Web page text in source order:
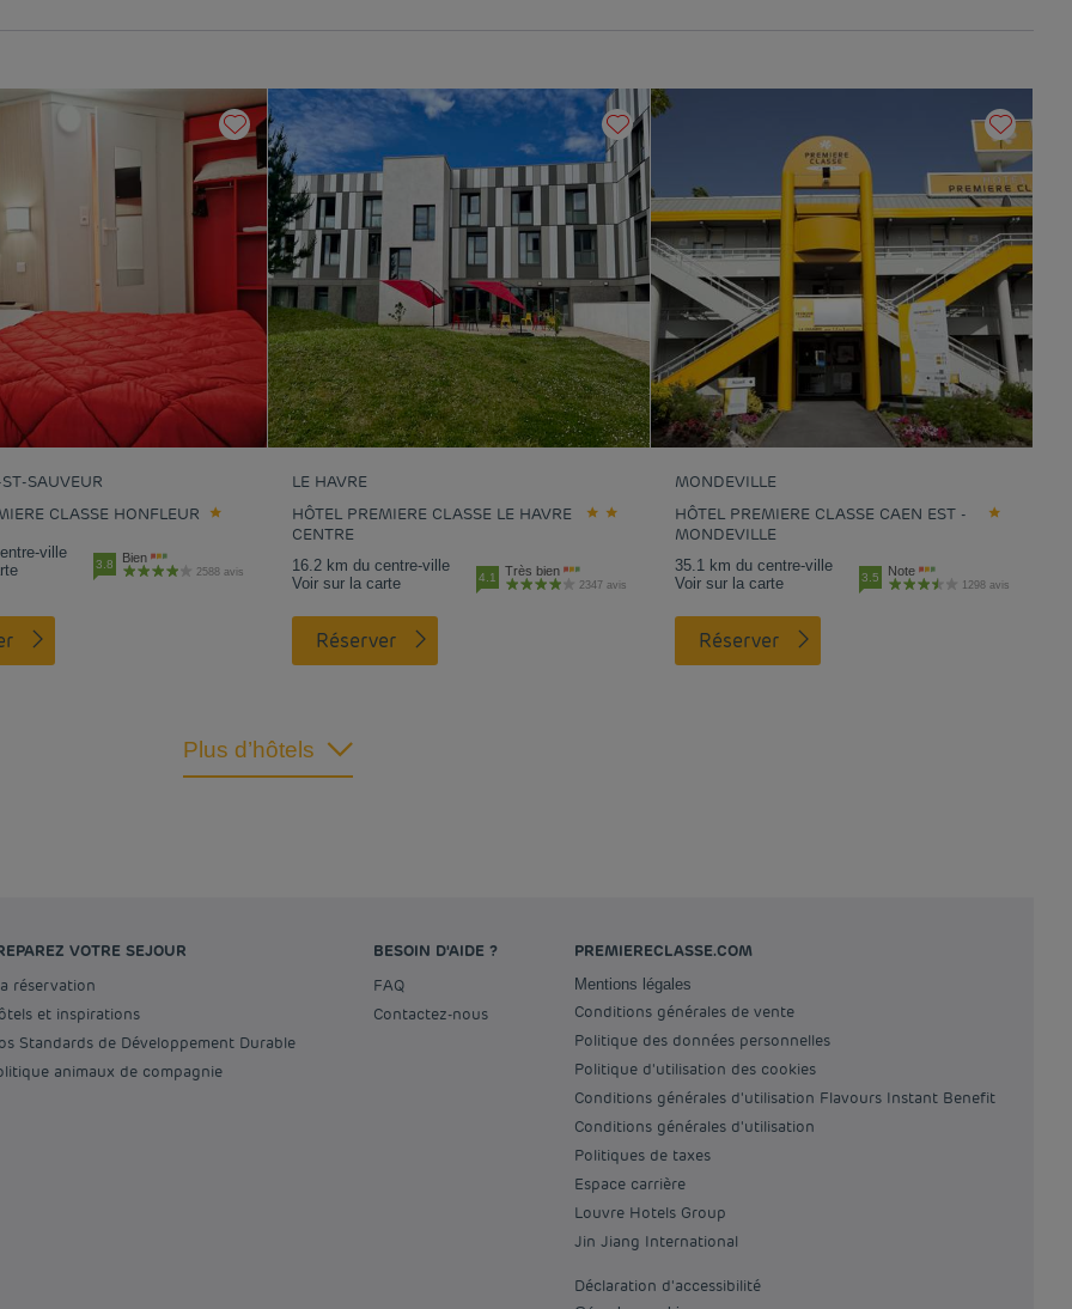
SAUVEUR
CLASSE HONFLEUR
ville
3.8 Bien
2588 avis
LE HAVRE
HÔTEL PREMIERE CLASSE LE HAVRE
CENTRE
16.2 km du centre-ville
Voir sur la carte
4.1 Très bien
2347 avis
Réserver
MONDEVILLE
HÔTEL PREMIERE CLASSE CAEN EST -
MONDEVILLE
35.1 km du centre-ville
Voir sur la carte
3.5 Note
1298 avis
Réserver
Plus d’hôtels
VOTRE SEJOUR
Ma réservation
Hôtels et inspirations
Nos Standards de Développement Durable
animaux de compagnie
BESOIN D'AIDE ?
FAQ
Contactez-nous
PREMIERECLASSE.COM
Mentions légales
Conditions générales de vente
Politique des données personnelles
Politique d'utilisation des cookies
Conditions générales d'utilisation Flavours Instant Benefit
Conditions générales d'utilisation
Politiques de taxes
Espace carrière
Louvre Hotels Group
Jin Jiang International
Déclaration d'accessibilité